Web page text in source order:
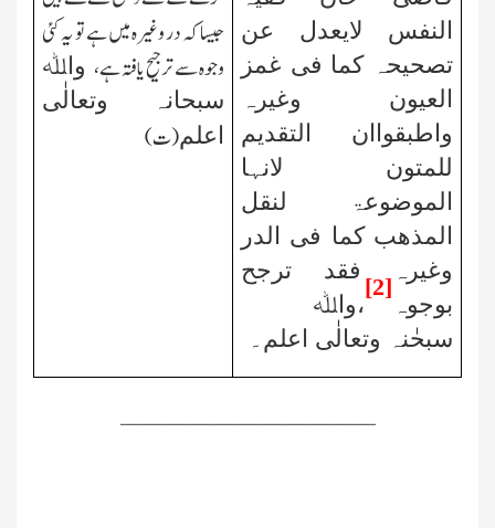
النفس لایعدل عن
تصحیحہ کما فی غمز
العیون وغیرہ
واطبقواان التقدیم
للمتون لانہا
الموضوعۃ لنقل
المذھب کما فی الدر
وغیرہ فقد ترجح
بوجوہ
[2]
،واﷲ
سبحٰنہ وتعالٰی اعلم۔
جیسا کہ در وغیرہ میں ہے تو یہ کئی
وجوہ سے ترجیح یافتہ ہے، واﷲ
سبحانہ وتعالٰی
اعلم(ت)
_____________________